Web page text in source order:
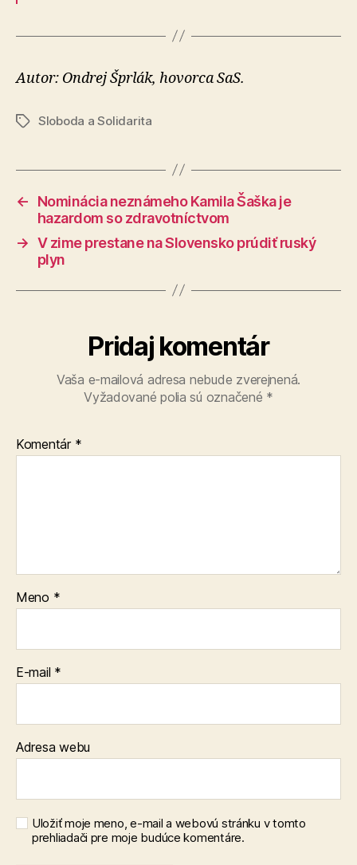
Autor: Ondrej Šprlák, hovorca SaS.
ZnačkySloboda a Solidarita
←
Nominácia neznámeho Kamila Šaška je
hazardom so zdravotníctvom
→ V zime prestane na Slovensko prúdiť ruský
plyn
Pridaj komentár
Vaša e-mailová adresa nebude zverejnená.
Vyžadované polia sú označené *
Komentár *
Meno *
E-mail *
Adresa webu
Uložiť moje meno, e-mail a webovú stránku v tomto
prehliadači pre moje budúce komentáre.